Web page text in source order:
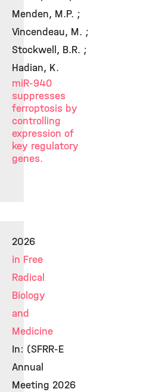
Menden, M.P. ;
Vincendeau, M. ;
Stockwell, B.R. ;
Hadian, K.
miR-940
suppresses
ferroptosis by
controlling
expression of
key regulatory
genes.
2026
in Free
Radical
Biology
and
Medicine
In: (SFRR-E
Annual
Meeting 2026